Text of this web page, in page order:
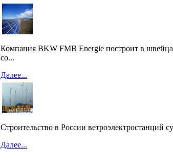
Компания BKW FMB Energie построит в
со...
Далее...
Строительство в России
Далее...